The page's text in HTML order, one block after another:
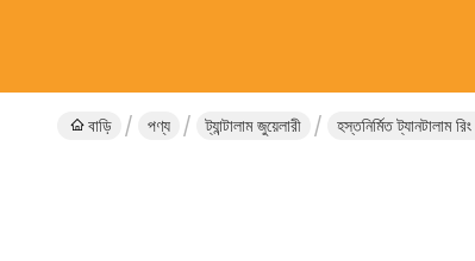
বাড়ি পণ্য ট্যান্টালাম জুয়েলারী হস্তনির্মিত ট্যানটালাম